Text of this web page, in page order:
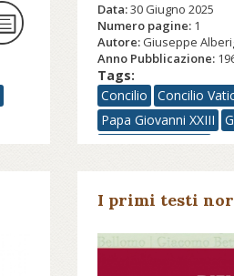
Data:30 Giugno 2025
Numero pagine: 1
Autore: Giuseppe
Anno Pubblicazione:
Tags:
Concilio
Concilio
Papa Giovanni XXIII
Giuseppe Alberigo
I primi testi